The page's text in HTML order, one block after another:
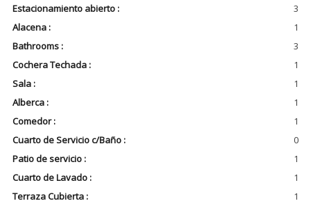
Estacionamiento abierto :
3
Alacena :
1
Bathrooms :
3
Cochera Techada :
1
Sala :
1
Alberca :
1
Comedor :
1
Cuarto de Servicio c/Baño :
0
Patio de servicio :
1
Cuarto de Lavado :
1
Terraza Cubierta :
1